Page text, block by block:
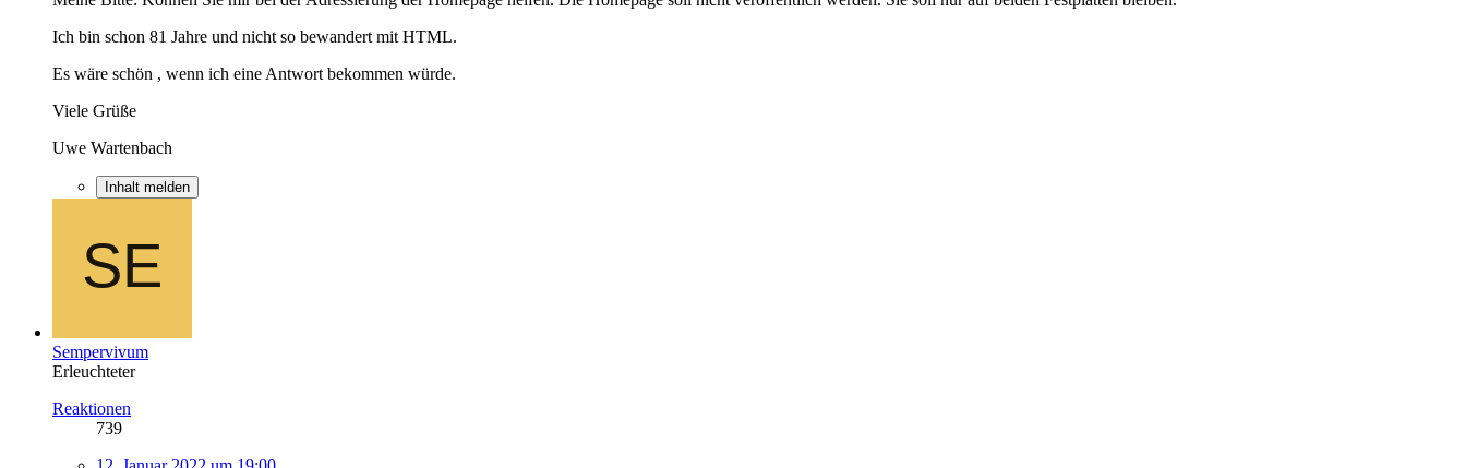
Ich bin schon 81 Jahre und nicht so bewandert mit HTML.
Es wäre schön , wenn ich eine Antwort bekommen würde.
Viele Grüße
Uwe Wartenbach
Inhalt melden
Sempervivum
Erleuchteter
Reaktionen
739